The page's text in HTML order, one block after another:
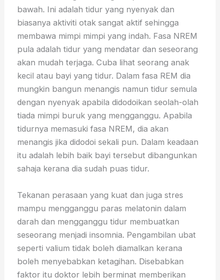
bawah. Ini adalah tidur yang nyenyak dan
biasanya aktiviti otak sangat aktif sehingga
membawa mimpi mimpi yang indah. Fasa NREM
pula adalah tidur yang mendatar dan seseorang
akan mudah terjaga. Cuba lihat seorang anak
kecil atau bayi yang tidur. Dalam fasa REM dia
mungkin bangun menangis namun tidur semula
dengan nyenyak apabila didodoikan seolah-olah
tiada mimpi buruk yang mengganggu. Apabila
tidurnya memasuki fasa NREM, dia akan
menangis jika didodoi sekali pun. Dalam keadaan
itu adalah lebih baik bayi tersebut dibangunkan
sahaja kerana dia sudah puas tidur.
Tekanan perasaan yang kuat dan juga stres
mampu mengganggu paras melatonin dalam
darah dan mengganggu tidur membuatkan
seseorang menjadi insomnia. Pengambilan ubat
seperti valium tidak boleh diamalkan kerana
boleh menyebabkan ketagihan. Disebabkan
faktor itu doktor lebih berminat memberikan